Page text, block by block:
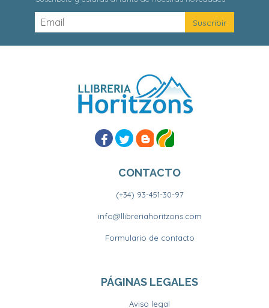
CONTACTO
(+34) 93-451-30-97
info@llibreriahoritzons.com
Formulario de contacto
PÁGINAS LEGALES
Aviso legal